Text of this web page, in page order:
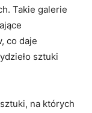
Takie galerie
co ​daje​
sztuki
na których